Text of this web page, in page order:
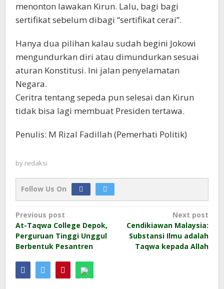
menonton lawakan Kirun. Lalu, bagi bagi
sertifikat sebelum dibagi “sertifikat cerai”.
Hanya dua pilihan kalau sudah begini Jokowi
mengundurkan diri atau dimundurkan sesuai
aturan Konstitusi. Ini jalan penyelamatan
Negara.
Ceritra tentang sepeda pun selesai dan Kirun
tidak bisa lagi membuat Presiden tertawa.
Penulis: M Rizal Fadillah (Pemerhati Politik)
by redaksi
Follow Us On
Post
navigation
Previous post
At-Taqwa College Depok,
Perguruan Tinggi Unggul
Berbentuk Pesantren
Next post
Cendikiawan Malaysia:
Substansi Ilmu adalah
Taqwa kepada Allah